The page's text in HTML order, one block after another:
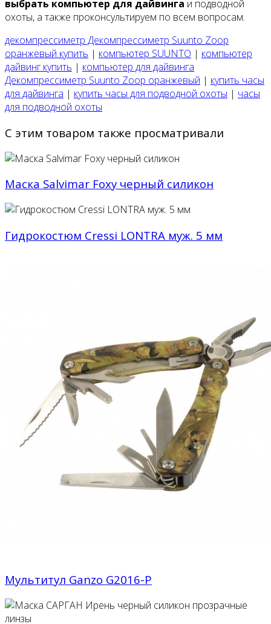
выбрать компьютер для дайвинга и подводной
охоты, а также проконсультируем по всем вопросам.
декомпрессиметр Декомпрессиметр Suunto Zoop
оранжевый купить | компьютер SUUNTO | компьютер
дайвинг купить | компьютер для дайвинга
Декомпрессиметр Suunto Zoop оранжевый | купить часы
для дайвинга | купить часы для подводной охоты | часы
для подводной охоты
С этим товаром также просматривали
Маска Salvimar Foxy черный силикон
Гидрокостюм Cressi LONTRA муж. 5 мм
Мультитул Ganzo G2016-P